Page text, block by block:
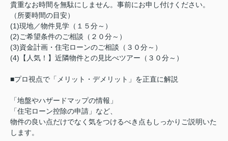
貴重なお時間を無駄にしません。事前にお申し付けください。
（所要時間の目安）
(1)現地／物件見学（１５分～）
(2)ご希望条件のご相談（２０分～）
(3)資金計画・住宅ローンのご相談（３０分～）
(4)【人気！】近隣物件との見比べツアー（３０分～）
■プロ視点で「メリット・デメリット」を正直に解説
「地盤やハザードマップの情報」
「住宅ローン控除の申請」など、
物件の良い点だけでなく気をつけるべき点もしっかりご説明いた
します。